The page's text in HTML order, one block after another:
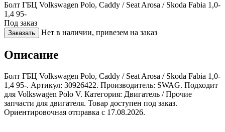
Болт ГБЦ Volkswagen Polo, Caddy / Seat Arosa / Skoda Fabia 1,0-
1,4 95-
Под заказ
Заказать Нет в наличии, привезем на заказ
Описание
Болт ГБЦ Volkswagen Polo, Caddy / Seat Arosa / Skoda Fabia 1,0-
1,4 95-. Артикул: 30926422. Производитель: SWAG. Подходит
для Volkswagen Polo V. Категория: Двигатель / Прочие
запчасти для двигателя. Товар доступен под заказ.
Ориентировочная отправка с 17.08.2026.